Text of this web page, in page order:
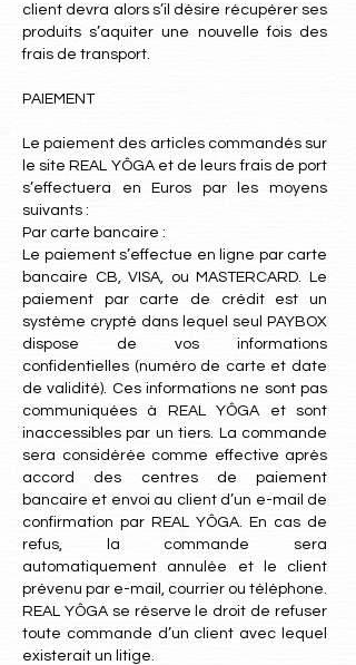
client devra alors s’il désire récupérer ses
produits s’aquiter une nouvelle fois des
frais de transport.
PAIEMENT
Le paiement des articles commandés sur
le site REAL YÔGA et de leurs frais de port
s’effectuera en Euros par les moyens
suivants :
Par carte bancaire :
Le paiement s’effectue en ligne par carte
bancaire CB, VISA, ou MASTERCARD. Le
paiement par carte de crédit est un
système crypté dans lequel seul PAYBOX
dispose de vos informations
confidentielles (numéro de carte et date
de validité). Ces informations ne sont pas
communiquées à REAL YÔGA et sont
inaccessibles par un tiers. La commande
sera considérée comme effective après
accord des centres de paiement
bancaire et envoi au client d’un e-mail de
confirmation par REAL YÔGA. En cas de
refus, la commande sera
automatiquement annulée et le client
prévenu par e-mail, courrier ou téléphone.
REAL YÔGA se réserve le droit de refuser
toute commande d’un client avec lequel
existerait un litige.